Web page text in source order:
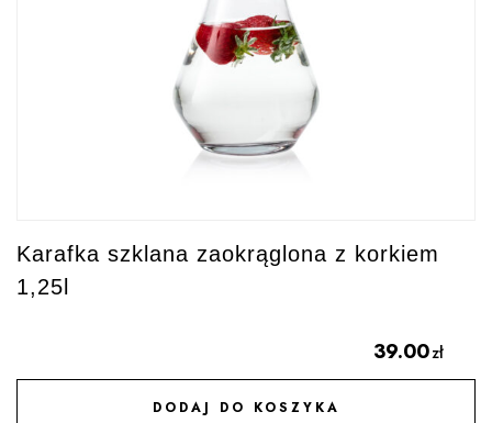
Karafka szklana zaokrąglona z korkiem
1,25l
39.00zł
DODAJ DO KOSZYKA
DODAJ DO ULUBIONYCH